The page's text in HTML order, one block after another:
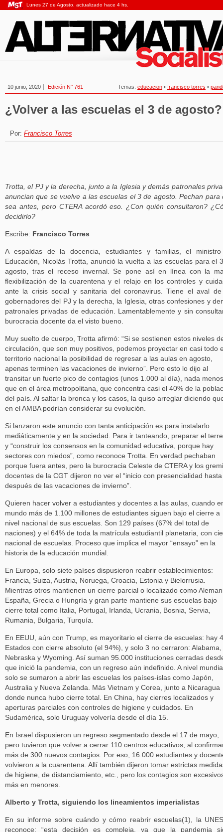
Lunes 27 de Agosto, actualizado hace 4 hs.
10 junio, 2020 Edición N° 761 Temas: educacion • francisco torres •
¿Volver a las escuelas el 3 de agosto?
Por: Francisco Torres
Trotta, el PJ y la derecha, junto a la Iglesia y demás patronales
anuncian que se vuelve a las escuelas el 3 de agosto. Pechan para
sea antes, pero CTERA acordó eso. ¿Con quién consultaron?
decidirlo?
Escribe: Francisco Torres
A espaldas de la docencia, estudiantes y familias, el
Educación, Nicolás Trotta, anunció la vuelta a las escuelas para el
agosto, tras el receso invernal. Se pone así en línea con la
flexibilización de la cuarentena y el relajo en los controles y
ante la crisis social y sanitaria del coronavirus. Tiene el aval
gobernadores del PJ y la derecha, la Iglesia, otras confesiones y
patronales privadas de educación. Lamentablemente y sin
burocracia docente da el visto bueno.
Muy suelto de cuerpo, Trotta afirmó: “Si se sostienen estos niveles
circulación, que son muy positivos, podemos proyectar en casi todo
territorio nacional la posibilidad de regresar a las aulas en agosto,
apenas terminen las vacaciones de invierno”. Pero esto lo dijo al
transitar un fuerte pico de contagios (unos 1.000 al día), nada menos
que en el área metropolitana, que concentra casi el 40% de la
del país. Al saltar la bronca y los casos, la quiso arreglar diciendo
en el AMBA podrían considerar su evolución.
Si lanzaron este anuncio con tanta anticipación es para instalarlo
mediáticamente y en la sociedad. Para ir tanteando, preparar el
y “construir los consensos en la comunidad educativa, porque hay
sectores con miedos”, como reconoce Trotta. En verdad pechaban
porque fuera antes, pero la burocracia Celeste de CTERA y los
docentes de la CGT dijeron no ver el “inicio con presencialidad hasta
después de las vacaciones de invierno”.
Quieren hacer volver a estudiantes y docentes a las aulas, cuando
mundo más de 1.100 millones de estudiantes siguen bajo el cierre a
nivel nacional de sus escuelas. Son 129 países (67% del total de
naciones) y el 64% de toda la matrícula estudiantil planetaria, con
nacional de escuelas. Proceso que implica el mayor “ensayo” en la
historia de la educación mundial.
En Europa, solo siete países dispusieron reabrir establecimientos:
Francia, Suiza, Austria, Noruega, Croacia, Estonia y Bielorrusia.
Mientras otros mantienen un cierre parcial o localizado como
España, Grecia o Hungría y gran parte mantiene sus escuelas bajo
cierre total como Italia, Portugal, Irlanda, Ucrania, Bosnia, Servia,
Rumania, Bulgaria, Turquía.
En EEUU, aún con Trump, es mayoritario el cierre de escuelas: hay
Estados con cierre absoluto (el 94%), y solo 3 no cerraron: Alabama,
Nebraska y Wyoming. Así suman 95.000 instituciones cerradas
que inició la pandemia, con un regreso aún indefinido. A nivel
solo se sumaron a abrir las escuelas los países-islas como Japón,
Australia y Nueva Zelanda. Más Vietnam y Corea, junto a Nicaragua
donde nunca hubo cierre total. En China, hay cierres localizados y
aperturas parciales con controles de higiene y cuidados. En
Sudamérica, solo Uruguay volvería desde el día 15.
En Israel dispusieron un regreso segmentado desde el 17 de mayo,
pero tuvieron que volver a cerrar 110 centros educativos, al
más de 300 nuevos contagios. Por eso, 16.000 estudiantes y
volvieron a la cuarentena. Allí también dijeron tomar estrictas
de higiene, de distanciamiento, etc., pero los contagios son
más en menores.
Alberto y Trotta, siguiendo los lineamientos imperialistas
En su informe sobre cuándo y cómo reabrir escuelas(1), la
reconoce: “esta decisión es compleja, ya que la pandemia